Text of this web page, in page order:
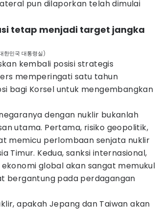
pun dilaporkan telah dimulai
tetap menjadi target jangka
한민국 대통령실)
kembali posisi strategis
memperingati satu tahun
bagi Korsel untuk mengembangkan
dengan nuklir bukanlah
utama. Pertama, risiko geopolitik,
memicu perlombaan senjata nuklir
Timur. Kedua, sanksi internasional,
global akan sangat memukul
bergantung pada perdagangan
apakah Jepang dan Taiwan akan